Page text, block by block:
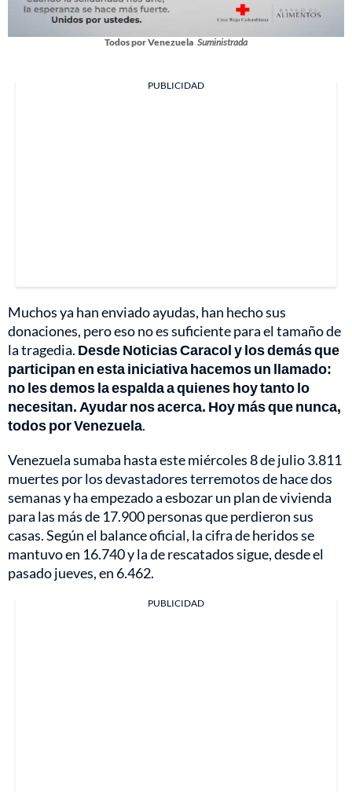
Todos por Venezuela Suministrada
PUBLICIDAD
Muchos ya han enviado ayudas, han hecho sus
donaciones, pero eso no es suficiente para el tamaño de
la tragedia. Desde Noticias Caracol y los demás que
participan en esta iniciativa hacemos un llamado:
no les demos la espalda a quienes hoy tanto lo
necesitan. Ayudar nos acerca. Hoy más que nunca,
todos por Venezuela.
Venezuela sumaba hasta este miércoles 8 de julio 3.811
muertes por los devastadores terremotos de hace dos
semanas y ha empezado a esbozar un plan de vivienda
para las más de 17.900 personas que perdieron sus
casas. Según el balance oficial, la cifra de heridos se
mantuvo en 16.740 y la de rescatados sigue, desde el
pasado jueves, en 6.462.
PUBLICIDAD